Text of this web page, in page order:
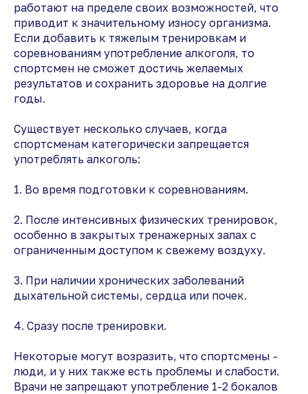
работают на пределе своих возможностей, что
приводит к значительному износу организма.
Если добавить к тяжелым тренировкам и
соревнованиям употребление алкоголя, то
спортсмен не сможет достичь желаемых
результатов и сохранить здоровье на долгие
годы.
Существует несколько случаев, когда
спортсменам категорически запрещается
употреблять алкоголь:
1. Во время подготовки к соревнованиям.
2. После интенсивных физических тренировок,
особенно в закрытых тренажерных залах с
ограниченным доступом к свежему воздуху.
3. При наличии хронических заболеваний
дыхательной системы, сердца или почек.
4. Сразу после тренировки.
Некоторые могут возразить, что спортсмены -
люди, и у них также есть проблемы и слабости.
Врачи не запрещают употребление 1-2 бокалов